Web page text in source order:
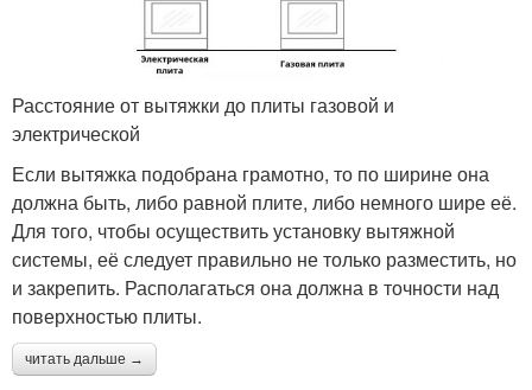
Расстояние от вытяжки до плиты газовой и
электрической
Если вытяжка подобрана грамотно, то по ширине она
должна быть, либо равной плите, либо немного шире её.
Для того, чтобы осуществить установку вытяжной
системы, её следует правильно не только разместить, но
и закрепить. Располагаться она должна в точности над
поверхностью плиты.
читать дальше →